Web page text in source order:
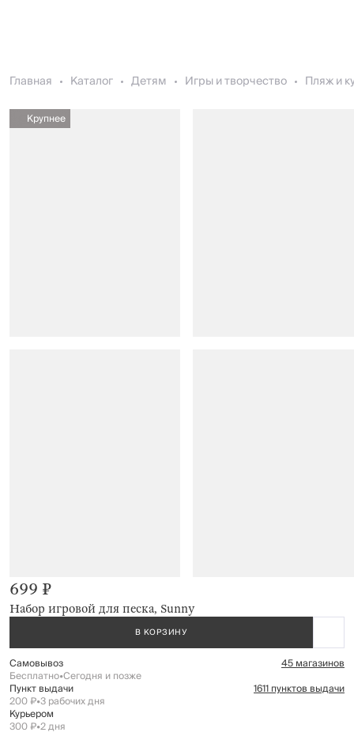
Главная Каталог Детям Игры и творчество Пляж и
Крупнее
Набор игровой для песка, Sunny
699 ₽
В КОРЗИНУ
Самовывоз 45 магазинов
Бесплатно•Сегодня и позже
Пункт выдачи 1611 пунктов выдачи
200 ₽•3 рабочих дня
Курьером
300 ₽•2 дня